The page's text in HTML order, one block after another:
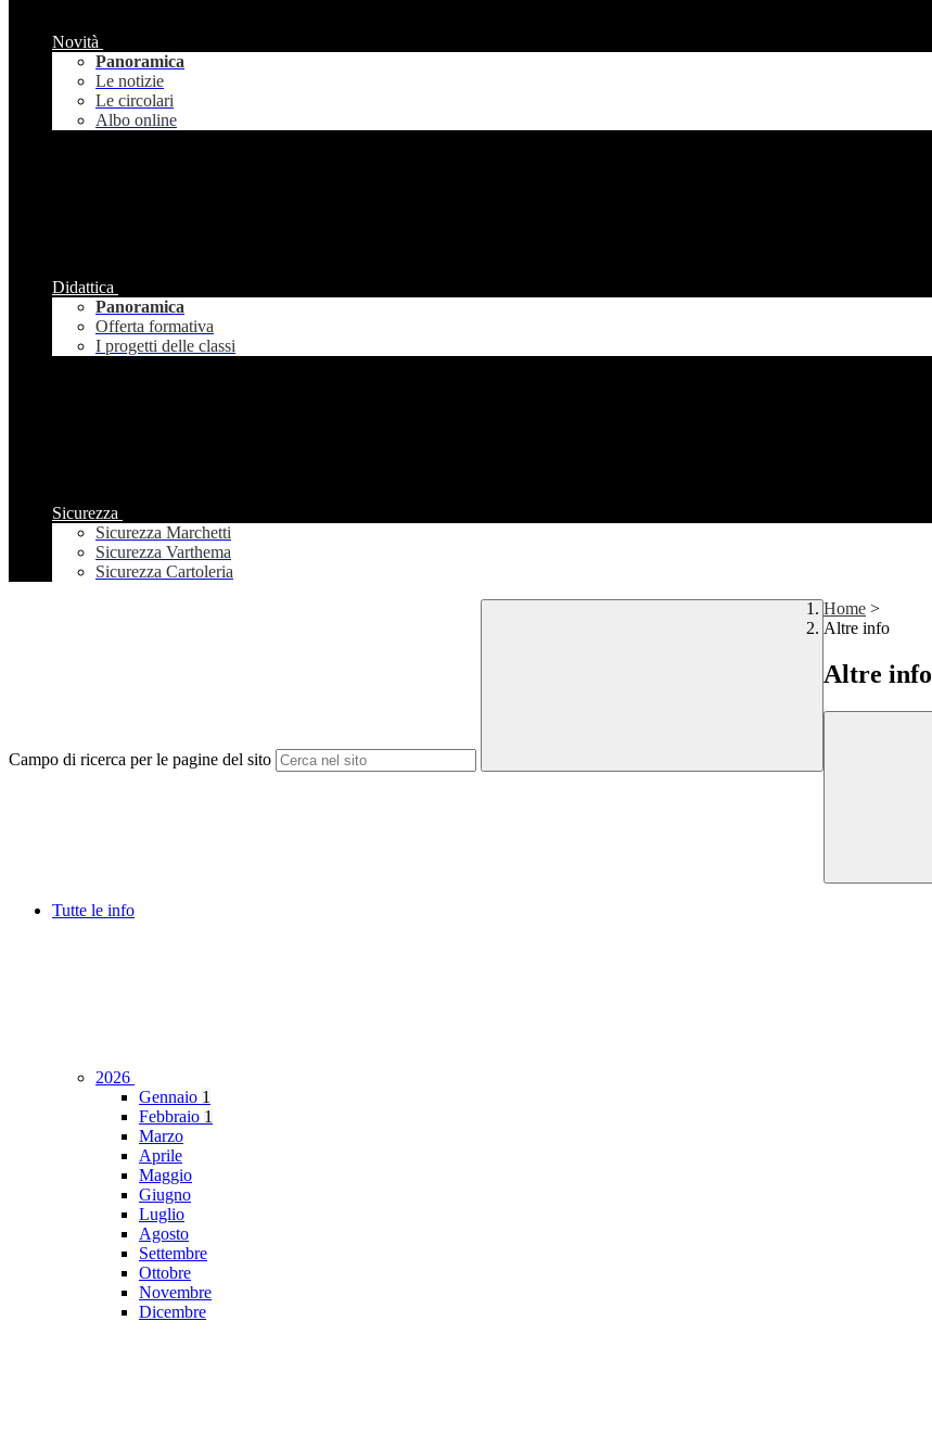
Novità
Panoramica
Le notizie
Le circolari
Albo online
Didattica
Panoramica
Offerta formativa
I progetti delle classi
Sicurezza
Sicurezza Marchetti
Sicurezza Varthema
Sicurezza Cartoleria
Campo di ricerca per le pagine del sito
Home >
Altre info
Altre info
Tutte le info
2026
Gennaio 1
Febbraio 1
Marzo
Aprile
Maggio
Giugno
Luglio
Agosto
Settembre
Ottobre
Novembre
Dicembre